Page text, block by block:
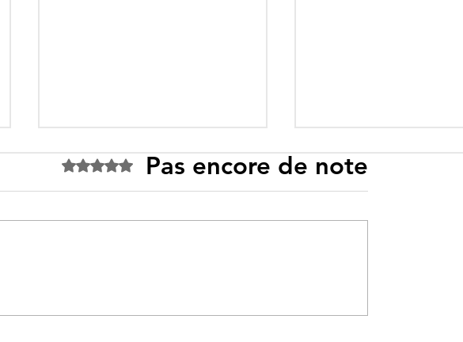
promesses différées,
l’idéologie prime sur le
Noté 0 étoile sur 5.Pas encore de note